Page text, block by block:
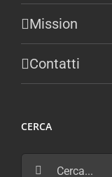
Mission
Contatti
CERCA
Cerca